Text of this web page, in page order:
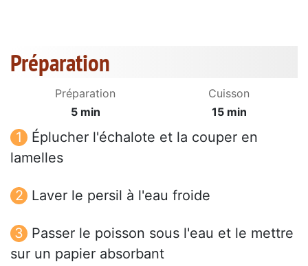
Préparation
Préparation
5 min
Cuisson
15 min
Éplucher l'échalote et la couper en
lamelles
Laver le persil à l'eau froide
Passer le poisson sous l'eau et le mettre
sur un papier absorbant